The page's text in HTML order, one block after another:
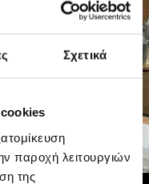
Σχετικά
cookies
παροχή λειτουργιών
της